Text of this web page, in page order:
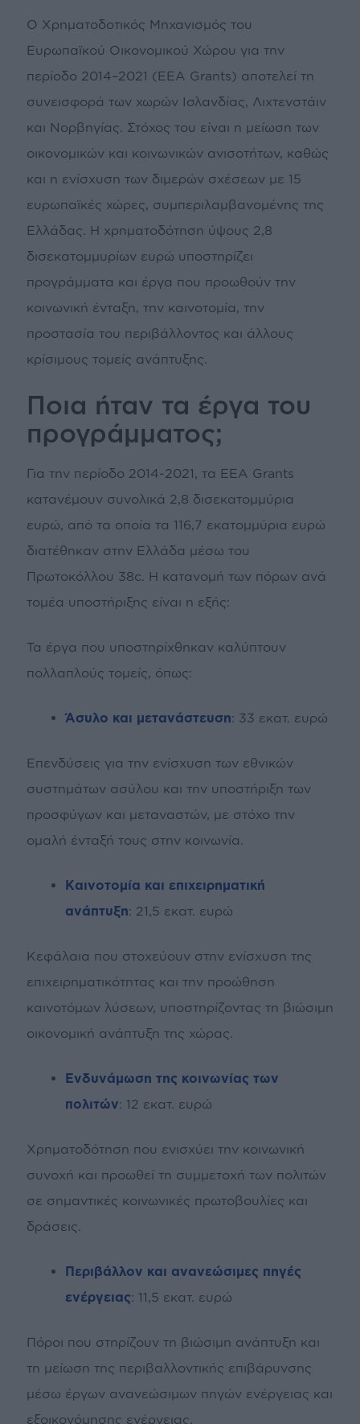
Ο Χρηματοδοτικός Μηχανισμός του
Ευρωπαϊκού Οικονομικού Χώρου για την
περίοδο 2014–2021 (EEA Grants) αποτελεί τη
συνεισφορά των χωρών Ισλανδίας, Λιχτενστάιν
και Νορβηγίας. Στόχος του είναι η μείωση των
οικονομικών και κοινωνικών ανισοτήτων, καθώς
και η ενίσχυση των διμερών σχέσεων με 15
ευρωπαϊκές χώρες, συμπεριλαμβανομένης της
Ελλάδας. Η χρηματοδότηση ύψους 2,8
δισεκατομμυρίων ευρώ υποστηρίζει
προγράμματα και έργα που προωθούν την
κοινωνική ένταξη, την καινοτομία, την
προστασία του περιβάλλοντος και άλλους
κρίσιμους τομείς ανάπτυξης.
Ποια ήταν τα έργα του
προγράμματος;
Για την περίοδο 2014-2021, τα EEA Grants
κατανέμουν συνολικά 2,8 δισεκατομμύρια
ευρώ, από τα οποία τα 116,7 εκατομμύρια ευρώ
διατέθηκαν στην Ελλάδα μέσω του
Πρωτοκόλλου 38c. Η κατανομή των πόρων ανά
τομέα υποστήριξης είναι η εξής:
Τα έργα που υποστηρίχθηκαν καλύπτουν
πολλαπλούς τομείς, όπως:
Άσυλο και μετανάστευση: 33 εκατ. ευρώ
Επενδύσεις για την ενίσχυση των εθνικών
συστημάτων ασύλου και την υποστήριξη των
προσφύγων και μεταναστών, με στόχο την
ομαλή ένταξή τους στην κοινωνία.
Καινοτομία και επιχειρηματική
ανάπτυξη: 21,5 εκατ. ευρώ
Κεφάλαια που στοχεύουν στην ενίσχυση της
επιχειρηματικότητας και την προώθηση
καινοτόμων λύσεων, υποστηρίζοντας τη βιώσιμη
οικονομική ανάπτυξη της χώρας.
Ενδυνάμωση της κοινωνίας των
πολιτών: 12 εκατ. ευρώ
Χρηματοδότηση που ενισχύει την κοινωνική
συνοχή και προωθεί τη συμμετοχή των πολιτών
σε σημαντικές κοινωνικές πρωτοβουλίες και
δράσεις.
Περιβάλλον και ανανεώσιμες πηγές
ενέργειας: 11,5 εκατ. ευρώ
Πόροι που στηρίζουν τη βιώσιμη ανάπτυξη και
τη μείωση της περιβαλλοντικής επιβάρυνσης
μέσω έργων ανανεώσιμων πηγών ενέργειας και
εξοικονόμησης ενέργειας.